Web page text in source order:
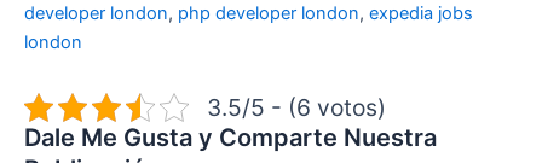
developer london, php developer london, expedia jobs
london
3.5/5 - (6 votos)
Dale Me Gusta y Comparte Nuestra